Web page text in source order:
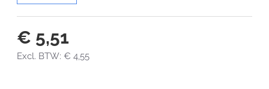
€ 5,51
Excl. BTW: € 4,55